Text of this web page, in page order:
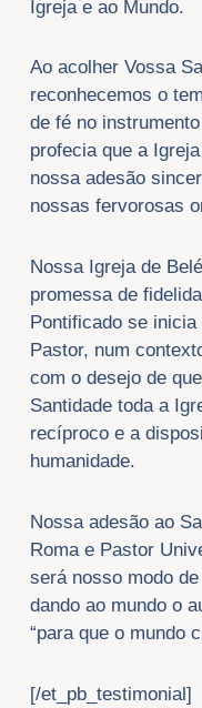
Igreja e ao Mundo.
Ao acolher Vossa
reconhecemos o
de fé no
profecia que a
nossa adesão
nossas fervorosas
Nossa Igreja de
promessa de
Pontificado se
Pastor, num
com o desejo de
Santidade toda a
recíproco e a
humanidade.
Nossa adesão ao
Roma e Pastor
será nosso modo
dando ao mundo o
“para que o mundo
[/et_pb_testimonial]